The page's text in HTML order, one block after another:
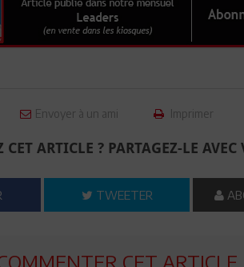
Envoyer à un ami Imprimer
ARTICLE ? PARTAGEZ-LE AVEC
TWEETER
CET ARTICLE